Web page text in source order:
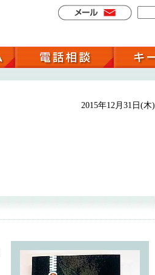
2015年12月31日(木)